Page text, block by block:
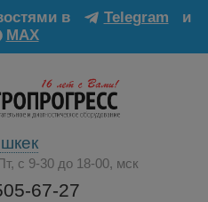
в Telegram
и
MAX
с 9-30 до 18-00, мск
67-27